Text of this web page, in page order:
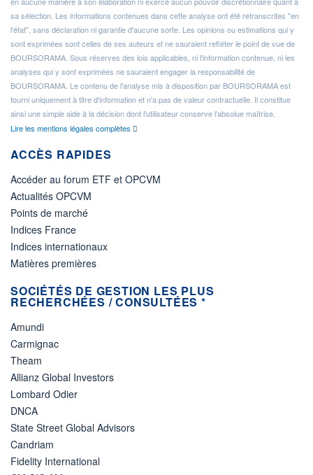
sa sélection. Les informations contenues dans cette analyse ont été retranscrites "en
l'état", sans déclaration ni garantie d'aucune sorte. Les opinions ou estimations qui y
sont exprimées sont celles de ses auteurs et ne sauraient refléter le point de vue de
BOURSORAMA. Sous réserves des lois applicables, ni l'information contenue, ni les
analyses qui y sont exprimées ne sauraient engager la responsabilité de
BOURSORAMA. Le contenu de l'analyse mis à disposition par BOURSORAMA est
fourni uniquement à titre d'information et n'a pas de valeur contractuelle. Il constitue
ainsi une simple aide à la décision dont l'utilisateur conserve l'absolue maîtrise.
Lire les mentions légales complètes
ACCÈS RAPIDES
Accéder au forum ETF et OPCVM
Actualités OPCVM
Points de marché
Indices France
Indices internationaux
Matières premières
SOCIÉTÉS DE GESTION LES PLUS
RECHERCHÉES / CONSULTÉES *
Amundi
Carmignac
Theam
Allianz Global Investors
Lombard Odier
DNCA
State Street Global Advisors
Candriam
Fidelity International